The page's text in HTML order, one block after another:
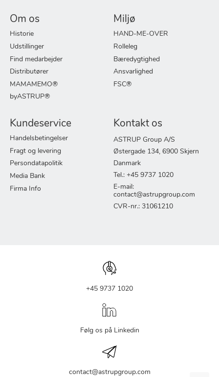
Om os
Historie
Udstillinger
Find medarbejder
Distributører
MAMAMEMO®
byASTRUP®
Miljø
HAND-ME-OVER
Rolleleg
Bæredygtighed
Ansvarlighed
FSC®
Kundeservice
Handelsbetingelser
Fragt og levering
Persondatapolitik
Media Bank
Firma Info
Kontakt os
ASTRUP Group A/S
Østergade 134, 6900 Skjern
Danmark
Tel.: +45 9737 1020
E-mail:
contact@astrupgroup.com
CVR-nr.: 31061210
+45 9737 1020
Følg os på Linkedin
contact@astrupgroup.com